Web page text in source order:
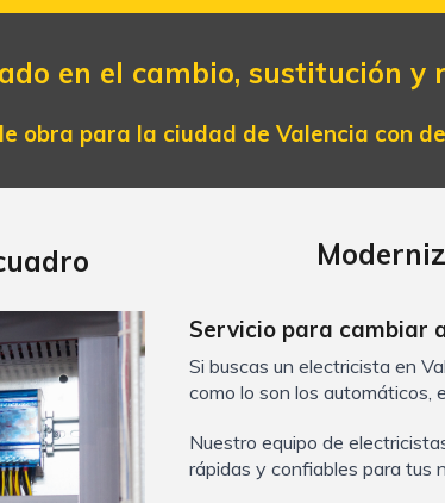
en el cambio, sustitución y
obra para la ciudad de Valencia con
Servicio para cambiar
Si buscas un electricista en
como lo son los automáticos
Nuestro equipo de
rápidas y confiables para tus